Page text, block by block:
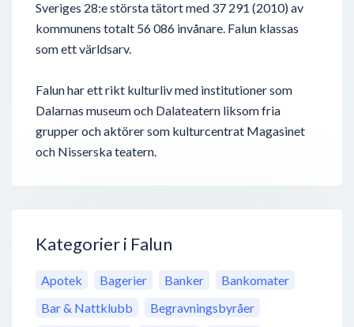
Sveriges 28:e största tätort med 37 291 (2010) av
kommunens totalt 56 086 invånare. Falun klassas
som ett världsarv.
Falun har ett rikt kulturliv med institutioner som
Dalarnas museum och Dalateatern liksom fria
grupper och aktörer som kulturcentrat Magasinet
och Nisserska teatern.
Kategorier i Falun
Apotek Bagerier Banker
Bankomater
Bar & Nattklubb
Begravningsbyråer